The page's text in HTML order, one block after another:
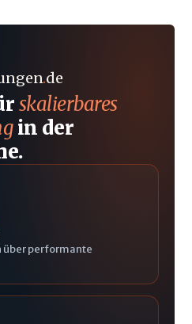
.de
skalierbares
in der
über performante